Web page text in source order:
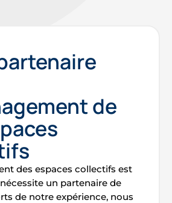
de
des espaces collectifs est
un partenaire de
de notre expérience, nous